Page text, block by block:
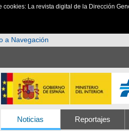
cookies: La revista digital de la Dirección
a Navegación
Noticias Reportajes